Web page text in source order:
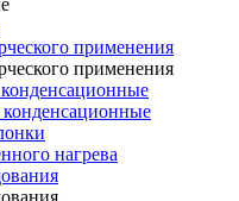
применения
применения
нагрева